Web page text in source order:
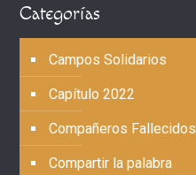
Categorías
Campos Solidarios
Capítulo 2022
Compañeros Fallecidos
Compartir la palabra